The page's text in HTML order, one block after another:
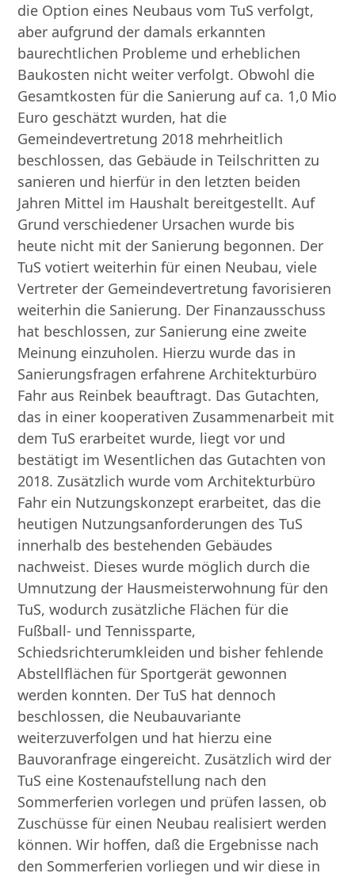
die Option eines Neubaus vom TuS verfolgt,
aber aufgrund der damals erkannten
baurechtlichen Probleme und erheblichen
Baukosten nicht weiter verfolgt. Obwohl die
Gesamtkosten für die Sanierung auf ca. 1,0 Mio
Euro geschätzt wurden, hat die
Gemeindevertretung 2018 mehrheitlich
beschlossen, das Gebäude in Teilschritten zu
sanieren und hierfür in den letzten beiden
Jahren Mittel im Haushalt bereitgestellt. Auf
Grund verschiedener Ursachen wurde bis
heute nicht mit der Sanierung begonnen. Der
TuS votiert weiterhin für einen Neubau, viele
Vertreter der Gemeindevertretung favorisieren
weiterhin die Sanierung. Der Finanzausschuss
hat beschlossen, zur Sanierung eine zweite
Meinung einzuholen. Hierzu wurde das in
Sanierungsfragen erfahrene Architekturbüro
Fahr aus Reinbek beauftragt. Das Gutachten,
das in einer kooperativen Zusammenarbeit mit
dem TuS erarbeitet wurde, liegt vor und
bestätigt im Wesentlichen das Gutachten von
2018. Zusätzlich wurde vom Architekturbüro
Fahr ein Nutzungskonzept erarbeitet, das die
heutigen Nutzungsanforderungen des TuS
innerhalb des bestehenden Gebäudes
nachweist. Dieses wurde möglich durch die
Umnutzung der Hausmeisterwohnung für den
TuS, wodurch zusätzliche Flächen für die
Fußball- und Tennissparte,
Schiedsrichterumkleiden und bisher fehlende
Abstellflächen für Sportgerät gewonnen
werden konnten. Der TuS hat dennoch
beschlossen, die Neubauvariante
weiterzuverfolgen und hat hierzu eine
Bauvoranfrage eingereicht. Zusätzlich wird der
TuS eine Kostenaufstellung nach den
Sommerferien vorlegen und prüfen lassen, ob
Zuschüsse für einen Neubau realisiert werden
können. Wir hoffen, daß die Ergebnisse nach
den Sommerferien vorliegen und wir diese in